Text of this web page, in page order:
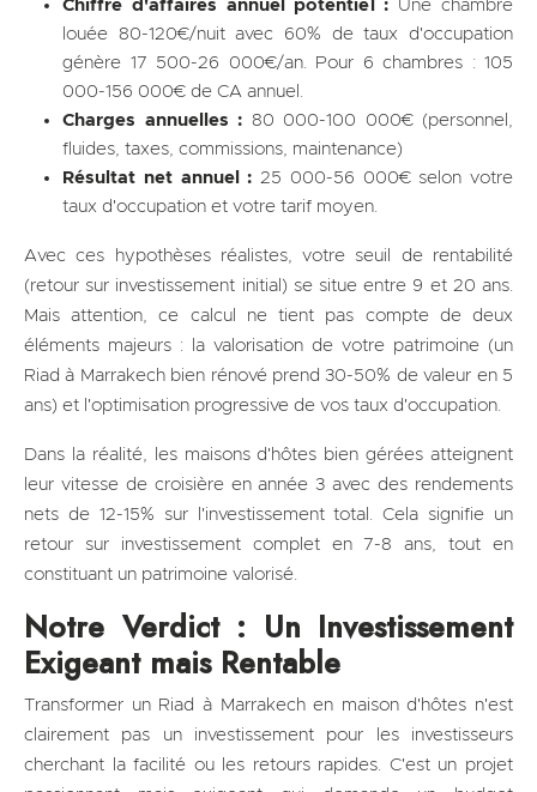
Chiffre d'affaires annuel potentiel : Une chambre
louée 80-120€/nuit avec 60% de taux d'occupation
génère 17 500-26 000€/an. Pour 6 chambres : 105
000-156 000€ de CA annuel.
Charges annuelles : 80 000-100 000€ (personnel,
fluides, taxes, commissions, maintenance)
Résultat net annuel : 25 000-56 000€ selon votre
taux d'occupation et votre tarif moyen.
Avec ces hypothèses réalistes, votre seuil de rentabilité
(retour sur investissement initial) se situe entre 9 et 20 ans.
Mais attention, ce calcul ne tient pas compte de deux
éléments majeurs : la valorisation de votre patrimoine (un
Riad à Marrakech bien rénové prend 30-50% de valeur en 5
ans) et l'optimisation progressive de vos taux d'occupation.
Dans la réalité, les maisons d'hôtes bien gérées atteignent
leur vitesse de croisière en année 3 avec des rendements
nets de 12-15% sur l'investissement total. Cela signifie un
retour sur investissement complet en 7-8 ans, tout en
constituant un patrimoine valorisé.
Notre Verdict : Un Investissement
Exigeant mais Rentable
Transformer un Riad à Marrakech en maison d'hôtes n'est
clairement pas un investissement pour les investisseurs
cherchant la facilité ou les retours rapides. C'est un projet